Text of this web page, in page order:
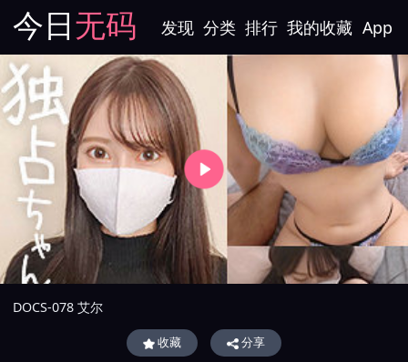
今日无码 发现 分类 排行 我的收藏 App
DOCS-078 艾尔
收藏 分享